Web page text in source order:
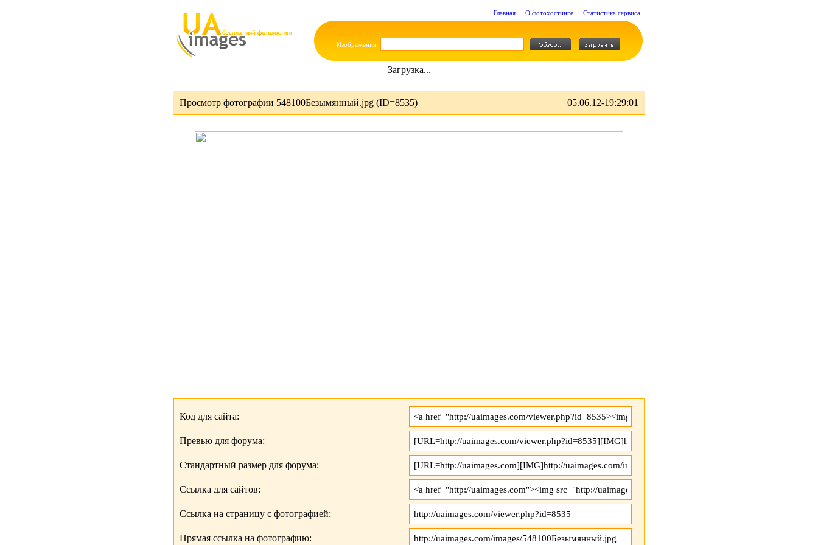
Главная О фотохостинге Статистика сервиса
Изображения:
Загрузка...
Просмотр фотографии 548100Безымянный.jpg (ID=8535) 05.06.12-19:29:01
Код для сайта:
Превью для форума:
Стандартный размер для форума:
Ссылка для сайтов:
Ссылка на страницу с фотографией:
Прямая ссылка на фотографию: